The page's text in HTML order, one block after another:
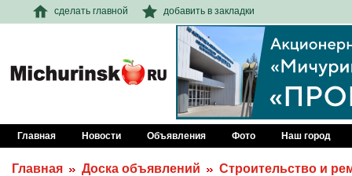
сделать главной добавить в закладки
Главная Новости Объявления Фото Наш город
Главная Доска объявлений Строительство и